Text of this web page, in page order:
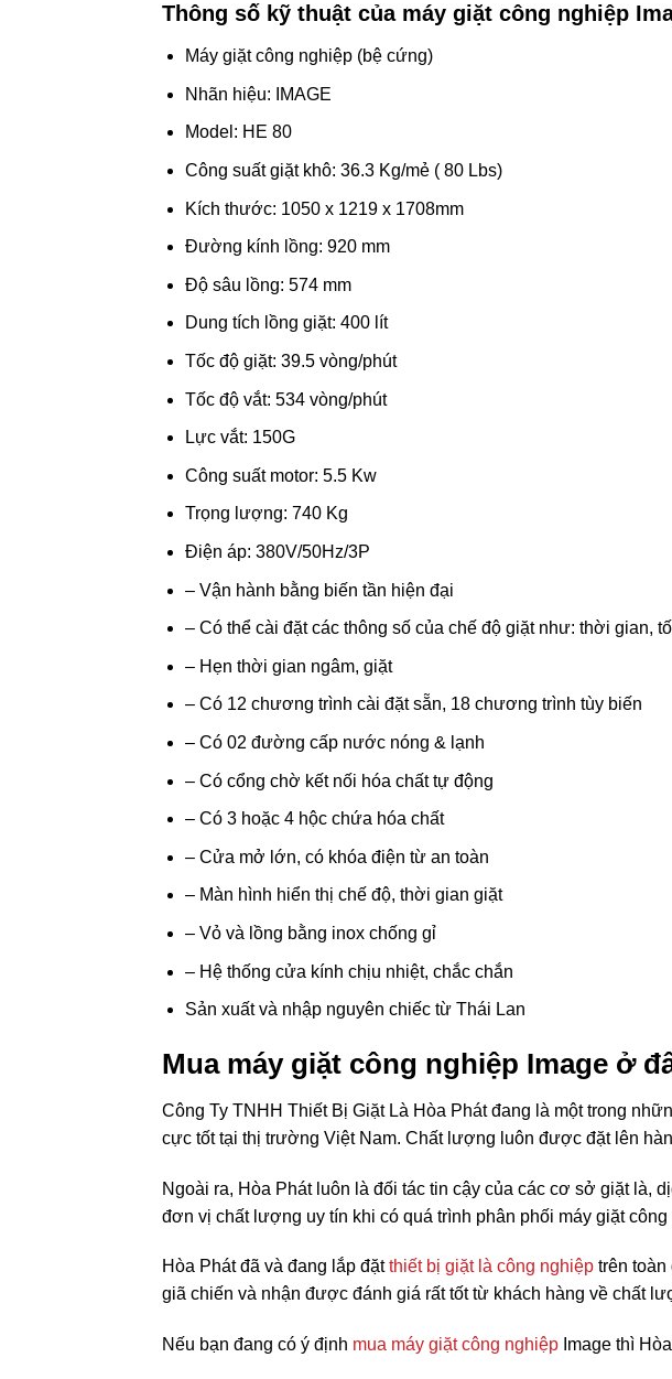
Thông số kỹ thuật của máy giặt công nghiệp
Máy giặt công nghiệp (bệ cứng)
Nhãn hiệu: IMAGE
Model: HE 80
Công suất giặt khô: 36.3 Kg/mẻ ( 80 Lbs)
Kích thước: 1050 x 1219 x 1708mm
Đường kính lồng: 920 mm
Độ sâu lồng: 574 mm
Dung tích lồng giặt: 400 lít
Tốc độ giặt: 39.5 vòng/phút
Tốc độ vắt: 534 vòng/phút
Lực vắt: 150G
Công suất motor: 5.5 Kw
Trọng lượng: 740 Kg
Điện áp: 380V/50Hz/3P
– Vận hành bằng biến tần hiện đại
– Có thể cài đặt các thông số của chế độ giặt như: thời gian,
– Hẹn thời gian ngâm, giặt
– Có 12 chương trình cài đặt sẵn, 18 chương trình tùy biến
– Có 02 đường cấp nước nóng & lạnh
– Có cổng chờ kết nối hóa chất tự động
– Có 3 hoặc 4 hộc chứa hóa chất
– Cửa mở lớn, có khóa điện từ an toàn
– Màn hình hiển thị chế độ, thời gian giặt
– Vỏ và lồng bằng inox chống gỉ
– Hệ thống cửa kính chịu nhiệt, chắc chắn
Sản xuất và nhập nguyên chiếc từ Thái Lan
Mua máy giặt công nghiệp Image ở
Công Ty TNHH Thiết Bị Giặt Là Hòa Phát đang là một trong
cực tốt tại thị trường Việt Nam. Chất lượng luôn được đặt lên
Ngoài ra, Hòa Phát luôn là đối tác tin cậy của các cơ sở giặt là,
đơn vị chất lượng uy tín khi có quá trình phân phối máy giặt
Hòa Phát đã và đang lắp đặt thiết bị giặt là công nghiệp trên toàn
giã chiến và nhận được đánh giá rất tốt từ khách hàng về chất
Nếu bạn đang có ý định mua máy giặt công nghiệp Image thì